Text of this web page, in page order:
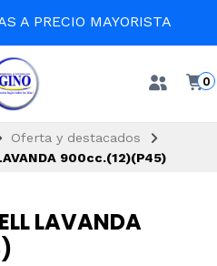
A PRECIO MAYORISTA
0
Oferta y destacados
900cc.(12)(P45)
LAVANDA